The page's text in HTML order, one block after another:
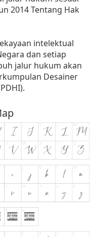
2014 Tentang Hak
intelektual
dan setiap
jalur hukum akan
Desainer